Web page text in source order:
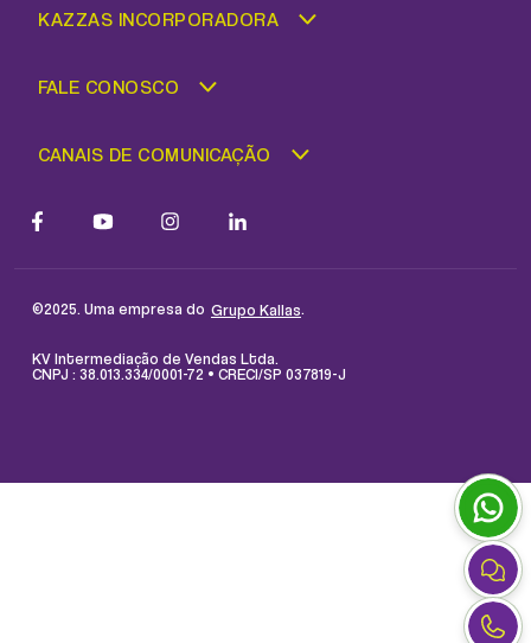
KAZZAS INCORPORADORA
FALE CONOSCO
CANAIS DE COMUNICAÇÃO
©2025. Uma empresa do Grupo Kallas.
KV Intermediação de Vendas Ltda.
CNPJ : 38.013.334/0001-72 • CRECI/SP 037819-J